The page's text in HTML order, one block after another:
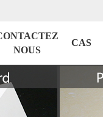
NOUS
CAS